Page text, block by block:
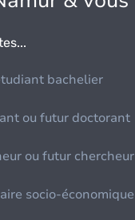
bachelier
ou futur doctorant
ou futur chercheur
socio-économique